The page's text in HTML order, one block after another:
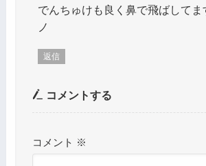
でんちゅけも良く鼻で飛ばしてま
ノ
返信
コメントする
コメント ※